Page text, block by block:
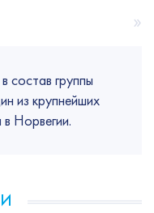
»
состав группы
из крупнейших
Норвегии.